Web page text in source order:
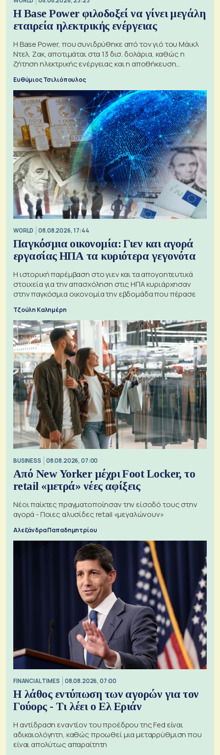
Η Base Power φιλοδοξεί να γίνει μεγάλη
εταιρεία ηλεκτρικής ενέργειας
Η Base Power, που συνιδρύθηκε από τον γιό του Μάικλ
Ντελ, Ζακ, αποτιμάται στα 13 δισ. δολάρια, καθώς η
ζήτηση ηλεκτρικής ενέργειας και η αποθήκευση
Ευθύμιος Τσιλιόπουλος
WORLD 08.08.2026, 17:44
Παγκόσμια οικονομία: Γιεν και αγορά
εργασίας ΗΠΑ τα κυριότερα γεγονότα
Η ιστορική παρέμβαση στο γιεν και τα απογοητευτικά
στοιχεία για την απασχόληση στις ΗΠΑ κυριάρχησαν
στην παγκόσμια οικονομία την εβδομάδα που πέρασε
Τζούλη Καλημέρη
BUSINESS 08.08.2026, 07:00
Από New Yorker μέχρι Foot Locker, το
retail «μετρά» νέες αφίξεις
Νέοι παίκτες πραγματοποίησαν την είσοδό τους στην
αγορά - Ποιες αλυσίδες retail «μεγαλώνουν»
Αλεξάνδρα Παπαδημητρίου
FINANCIAL TIMES 08.08.2026, 07:00
Η λάθος εντύπωση των αγορών για τον
Γούορς - Τι λέει ο Ελ Εριάν
Η αντίδραση εναντίον του προέδρου της Fed είναι
αδικαιολόγητη, καθώς προωθεί μια μεταρρύθμιση που
είναι απολύτως απαραίτητη